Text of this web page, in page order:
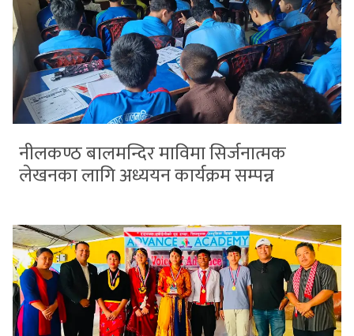
नीलकण्ठ बालमन्दिर माविमा सिर्जनात्मक
लेखनका लागि अध्ययन कार्यक्रम सम्पन्न